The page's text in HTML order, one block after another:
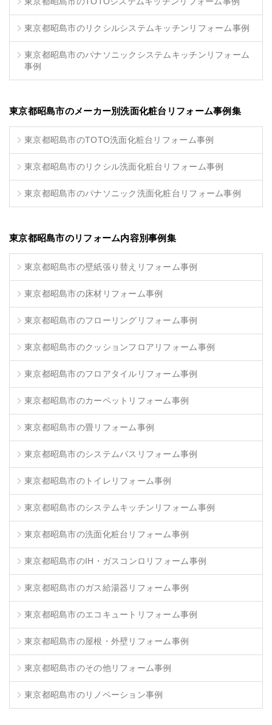
東京都昭島市のリクシルシステムキッチンリフォーム事例
東京都昭島市のパナソニックシステムキッチンリフォーム
事例
東京都昭島市のメーカー別洗面化粧台リフォーム事例集
東京都昭島市のTOTO洗面化粧台リフォーム事例
東京都昭島市のリクシル洗面化粧台リフォーム事例
東京都昭島市のパナソニック洗面化粧台リフォーム事例
東京都昭島市のリフォーム内容別事例集
東京都昭島市の壁紙張り替えリフォーム事例
東京都昭島市の床材リフォーム事例
東京都昭島市のフローリングリフォーム事例
東京都昭島市のクッションフロアリフォーム事例
東京都昭島市のフロアタイルリフォーム事例
東京都昭島市のカーペットリフォーム事例
東京都昭島市の畳リフォーム事例
東京都昭島市のシステムバスリフォーム事例
東京都昭島市のトイレリフォーム事例
東京都昭島市のシステムキッチンリフォーム事例
東京都昭島市の洗面化粧台リフォーム事例
東京都昭島市のIH・ガスコンロリフォーム事例
東京都昭島市のガス給湯器リフォーム事例
東京都昭島市のエコキュートリフォーム事例
東京都昭島市の屋根・外壁リフォーム事例
東京都昭島市のその他リフォーム事例
東京都昭島市のリノベーション事例